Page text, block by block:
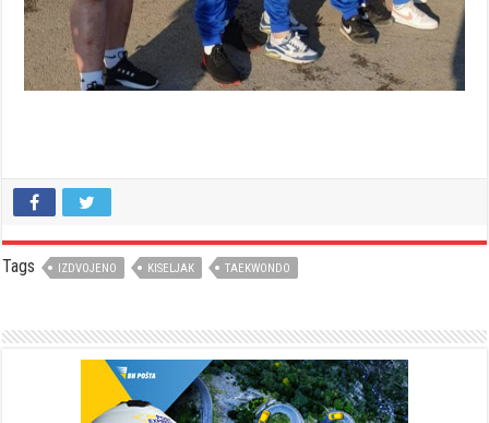
Tags IZDVOJENO KISELJAK TAEKWONDO